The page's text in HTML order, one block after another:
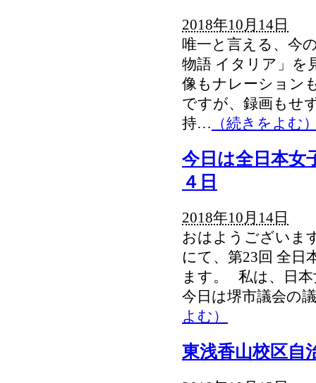
2018年10月14日
唯一と言える、今
物語 イタリア」を
像もナレーション
ですが、録画もせ
持… （続きをよむ
今日は全日本
４日
2018年10月14日
おはようございま
にて、第23回 全日
ます。 私は、日
今日は堺市議会の
よむ）
東浅香山校区